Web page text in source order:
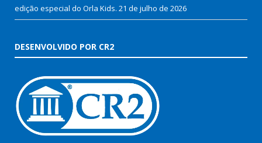
edição especial do Orla Kids. 21 de julho de 2026
DESENVOLVIDO POR CR2